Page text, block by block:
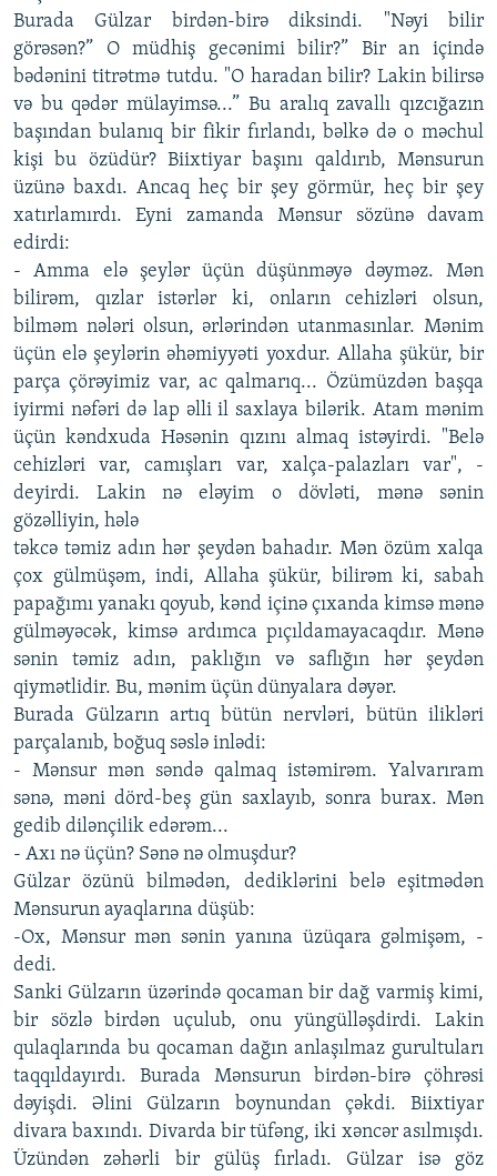
Burada Gülzar birdən-birə diksindi. "Nəyi bilir
görəsən?” O müdhiş gecənimi bilir?” Bir an içində
bədənini titrətmə tutdu. "O haradan bilir? Lakin bilirsə
və bu qədər mülayimsə...” Bu aralıq zavallı qızcığazın
başından bulanıq bir fikir fırlandı, bəlkə də o məchul
kişi bu özüdür? Biixtiyar başını qaldırıb, Mənsurun
üzünə baxdı. Ancaq heç bir şey görmür, heç bir şey
xatırlamırdı. Eyni zamanda Mənsur sözünə davam
edirdi:
- Amma elə şeylər üçün düşünməyə dəyməz. Mən
bilirəm, qızlar istərlər ki, onların cehizləri olsun,
bilməm nələri olsun, ərlərindən utanmasınlar. Mənim
üçün elə şeylərin əhəmiyyəti yoxdur. Allaha şükür, bir
parça çörəyimiz var, ac qalmarıq... Özümüzdən başqa
iyirmi nəfəri də lap əlli il saxlaya bilərik. Atam mənim
üçün kəndxuda Həsənin qızını almaq istəyirdi. "Belə
cehizləri var, camışları var, xalça-palazları var", -
deyirdi. Lakin nə eləyim o dövləti, mənə sənin
gözəlliyin, hələ
təkcə təmiz adın hər şeydən bahadır. Mən özüm xalqa
çox gülmüşəm, indi, Allaha şükür, bilirəm ki, sabah
papağımı yanakı qoyub, kənd içinə çıxanda kimsə mənə
gülməyəcək, kimsə ardımca pıçıldamayacaqdır. Mənə
sənin təmiz adın, paklığın və saflığın hər şeydən
qiymətlidir. Bu, mənim üçün dünyalara dəyər.
Burada Gülzarın artıq bütün nervləri, bütün ilikləri
parçalanıb, boğuq səslə inlədi:
- Mənsur mən səndə qalmaq istəmirəm. Yalvarıram
sənə, məni dörd-beş gün saxlayıb, sonra burax. Mən
gedib dilənçilik edərəm...
- Axı nə üçün? Sənə nə olmuşdur?
Gülzar özünü bilmədən, dediklərini belə eşitmədən
Mənsurun ayaqlarına düşüb:
-Ox, Mənsur mən sənin yanına üzüqara gəlmişəm, -
dedi.
Sanki Gülzarın üzərində qocaman bir dağ varmiş kimi,
bir sözlə birdən uçulub, onu yüngülləşdirdi. Lakin
qulaqlarında bu qocaman dağın anlaşılmaz gurultuları
taqqıldayırdı. Burada Mənsurun birdən-birə çöhrəsi
dəyişdi. Əlini Gülzarın boynundan çəkdi. Biixtiyar
divara baxındı. Divarda bir tüfəng, iki xəncər asılmışdı.
Üzündən zəhərli bir gülüş fırladı. Gülzar isə göz